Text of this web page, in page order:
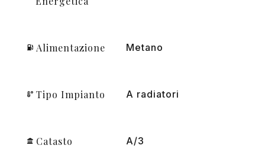
Alimentazione Metano
Tipo Impianto A radiatori
Catasto A/3